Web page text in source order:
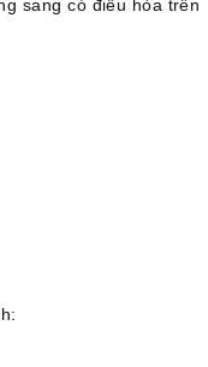
sang có điều hòa trên